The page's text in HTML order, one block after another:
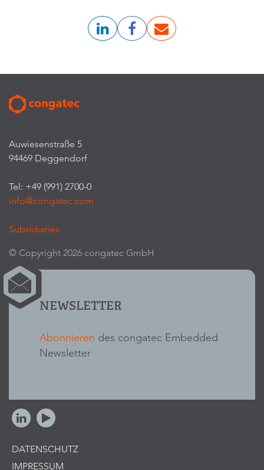
Auwiesenstraße 5
94469 Deggendorf
Tel: +49 (991) 2700-0
info@congatec.com
Subsidiaries
© Copyright 2026 congatec GmbH
NEWSLETTER
Abonnieren des congatec Embedded
Newsletter
DATENSCHUTZ
IMPRESSUM